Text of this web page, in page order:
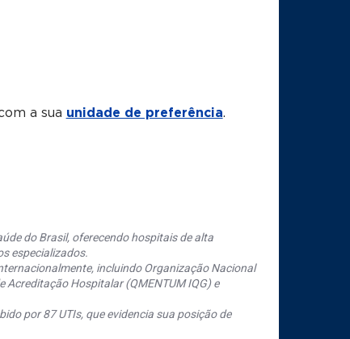
a sua unidade de preferência.
do Brasil, oferecendo hospitais de alta
especializados.
incluindo Organização Nacional
Hospitalar (QMENTUM IQG) e
por 87 UTIs, que evidencia sua posição de